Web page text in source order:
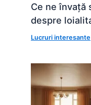
Ce ne învață
despre
Lucruri interesante